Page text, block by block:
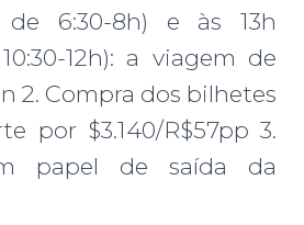
6:30-8h) e às 13h
12h): a viagem de
2. Compra dos bilhetes
por $3.140/R$57pp 3.
papel de saída da